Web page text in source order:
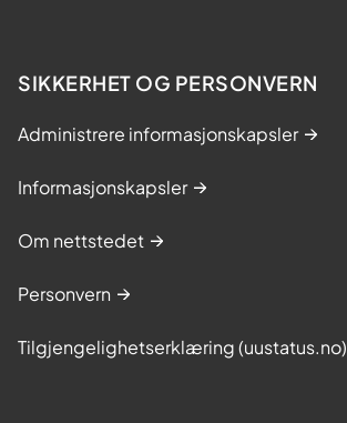
SIKKERHET OG PERSONVERN
Administrere informasjonskapsler
Informasjonskapsler
Om nettstedet
Personvern
Tilgjengelighetserklæring (uustatus.no)